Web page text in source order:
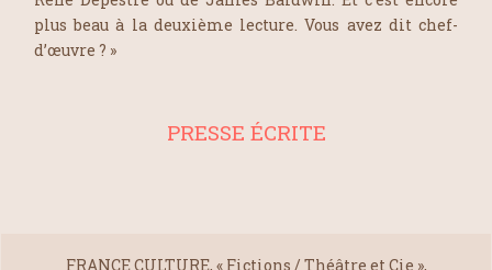
plus beau à la deuxième lecture. Vous avez dit chef-
d’œuvre ? »
PRESSE ÉCRITE
FRANCE CULTURE, « Fictions / Théâtre et Cie »,